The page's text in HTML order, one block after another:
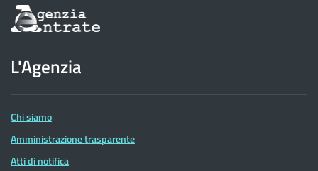
Informazioni
sul
dell'Agenzia
delle
Entrate
L'Agenzia
Chi siamo
Amministrazione trasparente
Atti di notifica